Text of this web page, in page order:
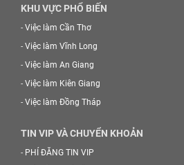
KHU VỰC PHỔ BIẾN
- Việc làm Cần Thơ
- Việc làm Vĩnh Long
- Việc làm An Giang
- Việc làm Kiên Giang
- Việc làm Đồng Tháp
TIN VIP VÀ CHUYỂN KHOẢN
- PHÍ ĐĂNG TIN VIP